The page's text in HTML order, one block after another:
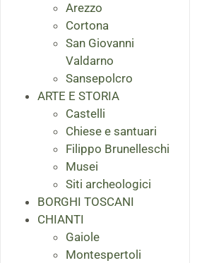
Arezzo
Cortona
San Giovanni
Valdarno
Sansepolcro
ARTE E STORIA
Castelli
Chiese e santuari
Filippo Brunelleschi
Musei
Siti archeologici
BORGHI TOSCANI
CHIANTI
Gaiole
Montespertoli